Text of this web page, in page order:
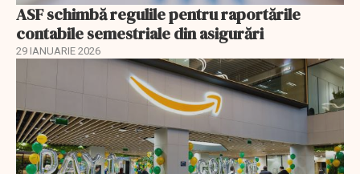
ASF schimbă regulile pentru raportările
contabile semestriale din asigurări
29 IANUARIE 2026